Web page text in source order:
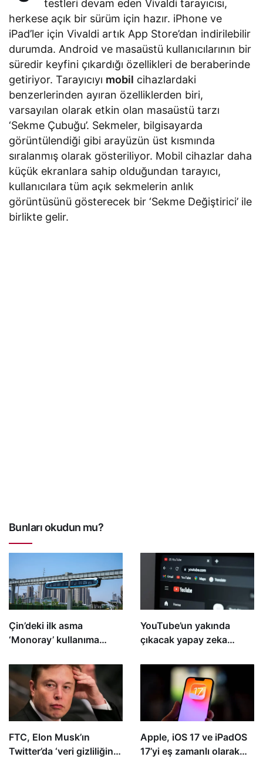
testleri devam eden Vivaldi tarayıcısı,
herkese açık bir sürüm için hazır. iPhone ve
iPad’ler için Vivaldi artık App Store’dan indirilebilir
durumda. Android ve masaüstü kullanıcılarının bir
süredir keyfini çıkardığı özellikleri de beraberinde
getiriyor. Tarayıcıyı mobil cihazlardaki
benzerlerinden ayıran özelliklerden biri,
varsayılan olarak etkin olan masaüstü tarzı
‘Sekme Çubuğu’. Sekmeler, bilgisayarda
görüntülendiği gibi arayüzün üst kısmında
sıralanmış olarak gösteriliyor. Mobil cihazlar daha
küçük ekranlara sahip olduğundan tarayıcı,
kullanıcılara tüm açık sekmelerin anlık
görüntüsünü gösterecek bir ‘Sekme Değiştirici’ ile
birlikte gelir.
Bunları okudun mu?
Çin’deki ilk asma
‘Monoray’ kullanıma
YouTube’un yakında
çıkacak yapay zeka
araçları arasında üretken
bir yeşil ekran da yer
FTC, Elon Musk’ın
Twitter’da ‘veri gizliliğini
Apple, iOS 17 ve iPadOS
17’yi eş zamanlı olarak